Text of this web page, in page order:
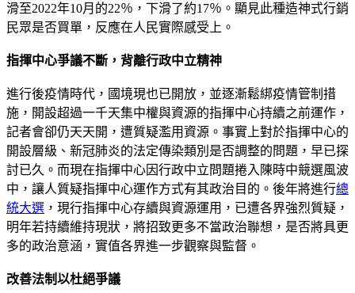
滑至2022年10月的22％，下滑了約17％。顯見此種造神式行銷
民眾是否買單，反應在人民實際感受上。
指揮中心爭議不斷，背離行政中立精神
進行後疫情時代，國境現也已開放，並逐漸鬆綁疫情管制措
施，開設超過一千天集中權與資源的指揮中心持續之前運作，
記者會卻仍天天開，遭質疑濫用資源。事實上對於指揮中心的
開設層級、新冠肺炎的法定傳染類別是否調整的問題，早已探
討已久。而現在指揮中心因行政中立問題捲入陳時中競選風波
中，讓人質疑指揮中心運作方式有其政治目的。後年將進行總
統大選 ，現行指揮中心存續與資源運用，已遭各界強烈質疑，
明年若持續維持現狀，將招致更多不當政治聯想，是否將具更
多的政治意涵，實值各界進一步觀察與監督。
改善法制以杜絕爭議